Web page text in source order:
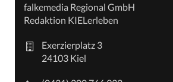
falkemedia Regional GmbH
Redaktion KIELerleben
Exerzierplatz 3
24103 Kiel